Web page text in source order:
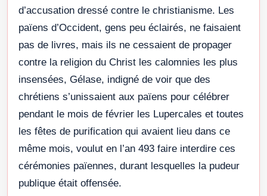
d’accusation dressé contre le christianisme. Les
païens d’Occident, gens peu éclairés, ne faisaient
pas de livres, mais ils ne cessaient de propager
contre la religion du Christ les calomnies les plus
insensées, Gélase, indigné de voir que des
chrétiens s’unissaient aux païens pour célébrer
pendant le mois de février les Lupercales et toutes
les fêtes de purification qui avaient lieu dans ce
même mois, voulut en l’an 493 faire interdire ces
cérémonies païennes, durant lesquelles la pudeur
publique était offensée.